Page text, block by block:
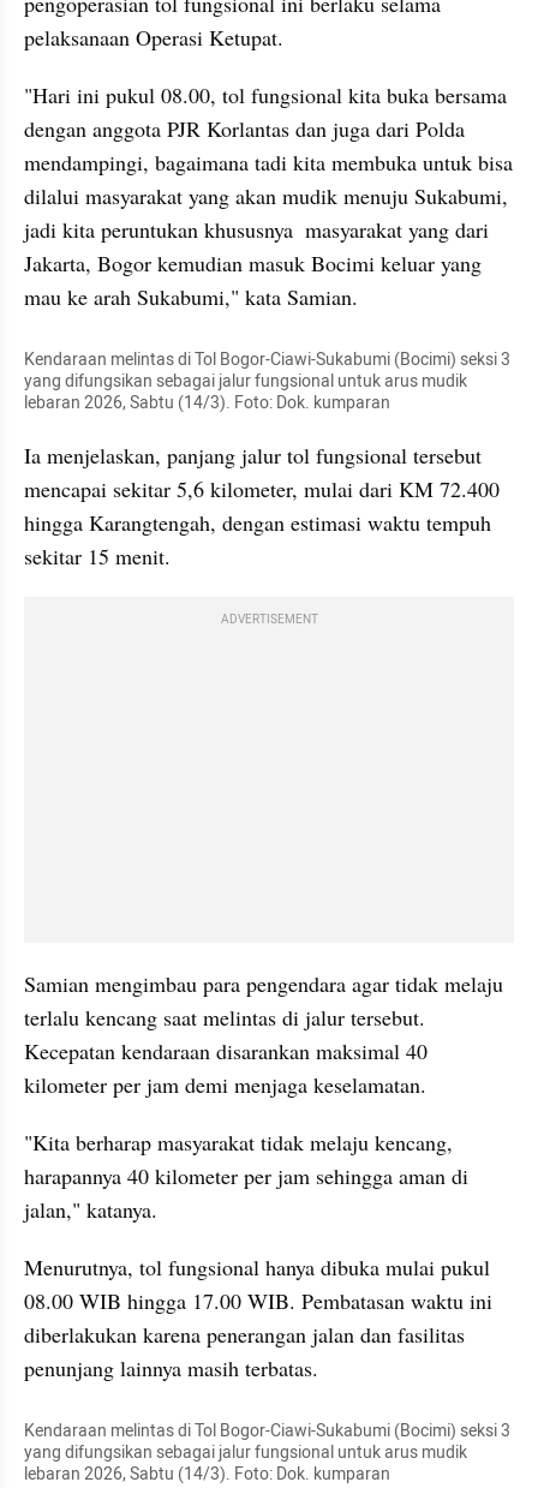
pelaksanaan Operasi Ketupat.
"Hari ini pukul 08.00, tol fungsional kita buka bersama
dengan anggota PJR Korlantas dan juga dari Polda
mendampingi, bagaimana tadi kita membuka untuk bisa
dilalui masyarakat yang akan mudik menuju Sukabumi,
jadi kita peruntukan khususnya  masyarakat yang dari
Jakarta, Bogor kemudian masuk Bocimi keluar yang
mau ke arah Sukabumi," kata Samian.
Kendaraan melintas di Tol Bogor-Ciawi-Sukabumi (Bocimi) seksi 3
yang difungsikan sebagai jalur fungsional untuk arus mudik
lebaran 2026, Sabtu (14/3). Foto: Dok. kumparan
Ia menjelaskan, panjang jalur tol fungsional tersebut
mencapai sekitar 5,6 kilometer, mulai dari KM 72.400
hingga Karangtengah, dengan estimasi waktu tempuh
sekitar 15 menit.
ADVERTISEMENT
Samian mengimbau para pengendara agar tidak melaju
terlalu kencang saat melintas di jalur tersebut.
Kecepatan kendaraan disarankan maksimal 40
kilometer per jam demi menjaga keselamatan.
"Kita berharap masyarakat tidak melaju kencang,
harapannya 40 kilometer per jam sehingga aman di
jalan," katanya.
Menurutnya, tol fungsional hanya dibuka mulai pukul
08.00 WIB hingga 17.00 WIB. Pembatasan waktu ini
diberlakukan karena penerangan jalan dan fasilitas
penunjang lainnya masih terbatas.
Kendaraan melintas di Tol Bogor-Ciawi-Sukabumi (Bocimi) seksi 3
yang difungsikan sebagai jalur fungsional untuk arus mudik
lebaran 2026, Sabtu (14/3). Foto: Dok. kumparan